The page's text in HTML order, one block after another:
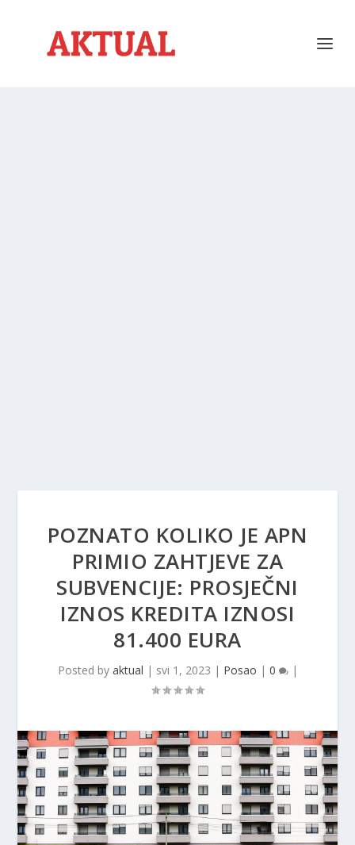
POZNATO KOLIKO JE APN
PRIMIO ZAHTJEVE ZA
SUBVENCIJE: PROSJEČNI
IZNOS KREDITA IZNOSI
81.400 EURA
Posted by aktual | svi 1, 2023 | Posao | 0 |